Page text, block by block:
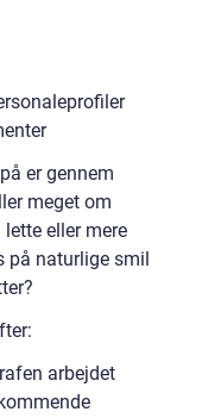
er gennem
meget om
eller mere
naturlige smil
arbejdet